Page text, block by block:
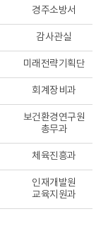
경주소방서
감사관실
미래전략기획단
회계장비과
보건환경연구원
총무과
체육진흥과
인재개발원
교육지원과